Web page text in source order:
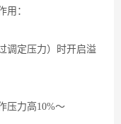
用：
调定压力）时开启溢
压力高10%～